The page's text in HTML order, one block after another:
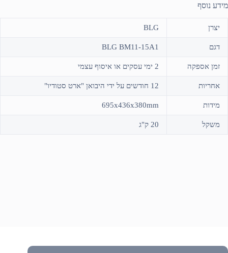
מידע נוסף
יצרן BLG
דגם BLG BM11-15A1
זמן אספקה 2 ימי עסקים או איסוף עצמי
אחריות 12 חודשים על ידי היבואן "ארט סטודיו"
מידות 695x436x380mm
משקל 20 ק"ג